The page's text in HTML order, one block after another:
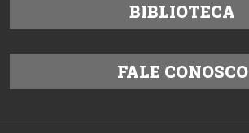
BIBLIOTECA
FALE CONOSCO